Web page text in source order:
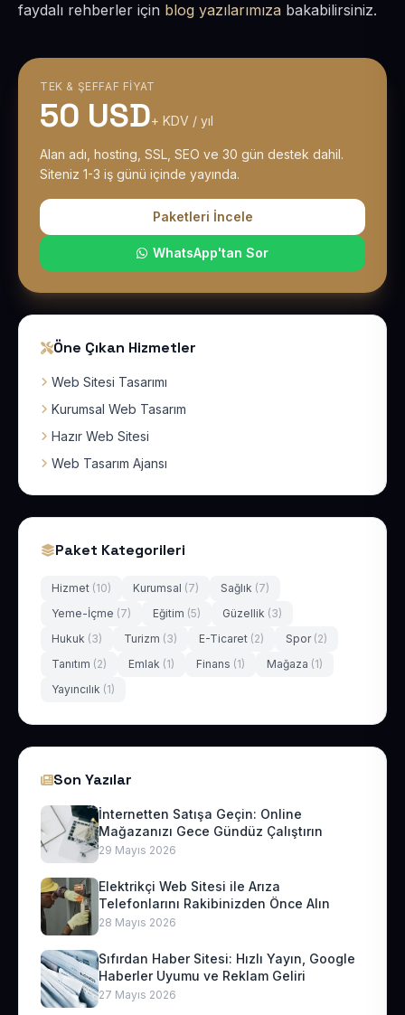
faydalı rehberler için blog yazılarımıza bakabilirsiniz.
TEK & ŞEFFAF FIYAT
50 USD+ KDV / yıl
Alan adı, hosting, SSL, SEO ve 30 gün destek dahil.
Siteniz 1-3 iş günü içinde yayında.
Paketleri İncele
WhatsApp'tan Sor
Öne Çıkan Hizmetler
Web Sitesi Tasarımı
Kurumsal Web Tasarım
Hazır Web Sitesi
Web Tasarım Ajansı
Paket Kategorileri
Hizmet (10) Kurumsal (7) Sağlık (7)
Yeme-İçme (7) Eğitim (5) Güzellik (3)
Hukuk (3) Turizm (3) E-Ticaret (2) Spor (2)
Tanıtım (2) Emlak (1) Finans (1) Mağaza (1)
Yayıncılık (1)
Son Yazılar
İnternetten Satışa Geçin: Online
Mağazanızı Gece Gündüz Çalıştırın
29 Mayıs 2026
Elektrikçi Web Sitesi ile Arıza
Telefonlarını Rakibinizden Önce Alın
28 Mayıs 2026
Sıfırdan Haber Sitesi: Hızlı Yayın, Google
Haberler Uyumu ve Reklam Geliri
27 Mayıs 2026